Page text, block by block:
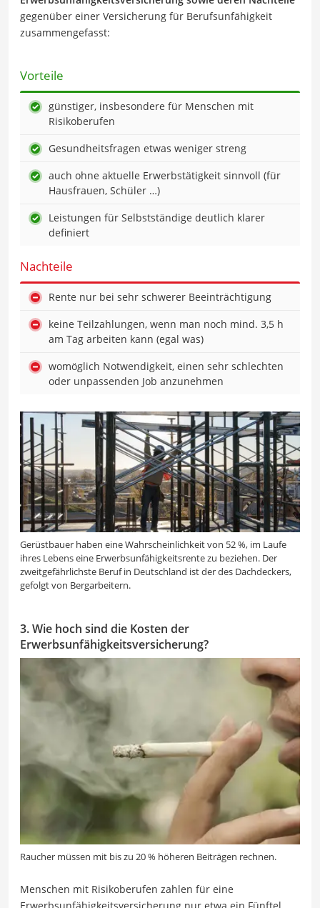
gegenüber einer Versicherung für Berufsunfähigkeit
zusammengefasst:
Vorteile
günstiger, insbesondere für Menschen mit
Risikoberufen
Gesundheitsfragen etwas weniger streng
auch ohne aktuelle Erwerbstätigkeit sinnvoll (für
Hausfrauen, Schüler …)
Leistungen für Selbstständige deutlich klarer
definiert
Nachteile
Rente nur bei sehr schwerer Beeinträchtigung
keine Teilzahlungen, wenn man noch mind. 3,5 h
am Tag arbeiten kann (egal was)
womöglich Notwendigkeit, einen sehr schlechten
oder unpassenden Job anzunehmen
Gerüstbauer haben eine Wahrscheinlichkeit von 52 %, im Laufe
ihres Lebens eine Erwerbsunfähigkeitsrente zu beziehen. Der
zweitgefährlichste Beruf in Deutschland ist der des Dachdeckers,
gefolgt von Bergarbeitern.
3. Wie hoch sind die Kosten der
Erwerbsunfähigkeitsversicherung?
Raucher müssen mit bis zu 20 % höheren Beiträgen rechnen.
Menschen mit Risikoberufen zahlen für eine